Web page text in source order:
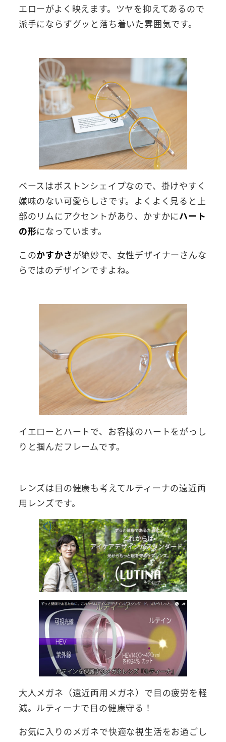
エローがよく映えます。ツヤを抑えてあるので
派手にならずグッと落ち着いた雰囲気です。
ベースはボストンシェイプなので、掛けやすく
嫌味のない可愛らしさです。よくよく見ると上
部のリムにアクセントがあり、かすかにハート
の形になっています。
このかすかさが絶妙で、女性デザイナーさんな
らではのデザインですよね。
イエローとハートで、お客様のハートをがっし
りと掴んだフレームです。
レンズは目の健康も考えてルティーナの遠近両
用レンズです。
大人メガネ（遠近両用メガネ）で目の疲労を軽
減。ルティーナで目の健康守る！
お気に入りのメガネで快適な視生活をお過ごし